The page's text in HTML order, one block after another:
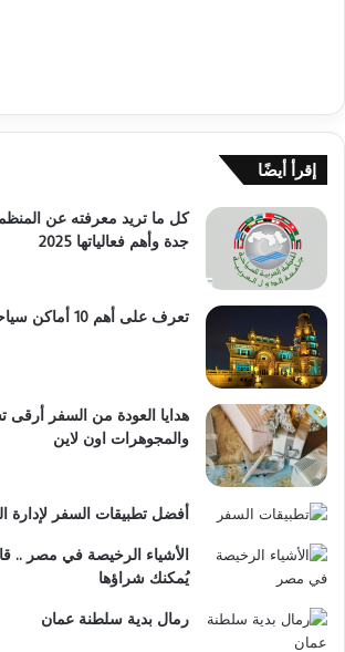
إقرأ أيضًا
كل ما تريد معرفته عن
جدة وأهم فعالياتها 2025
تعرف على أهم 10 أماكن سياحية في القاهرة
هدايا العودة من السفر أرقى
والمجوهرات اون لاين
أفضل تطبيقات السفر لإدارة
يُمكنك شراؤها
رمال بدية سلطنة عمان